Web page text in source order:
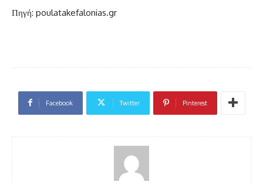
Πηγή: poulatakefalonias.gr
Facebook Twitter Pinterest